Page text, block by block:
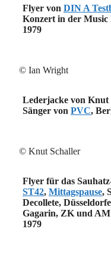
Flyer von DIN A
Konzert in der Music
1979
© Ian Wright
Lederjacke von Knut
Sänger von PVC,
© Knut Schaller
Flyer für das
ST42, Mittagspause,
Decollete,
Gagarin, ZK und
1979